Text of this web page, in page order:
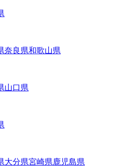
奈良県和歌山県
山口県
大分県宮崎県鹿児島県